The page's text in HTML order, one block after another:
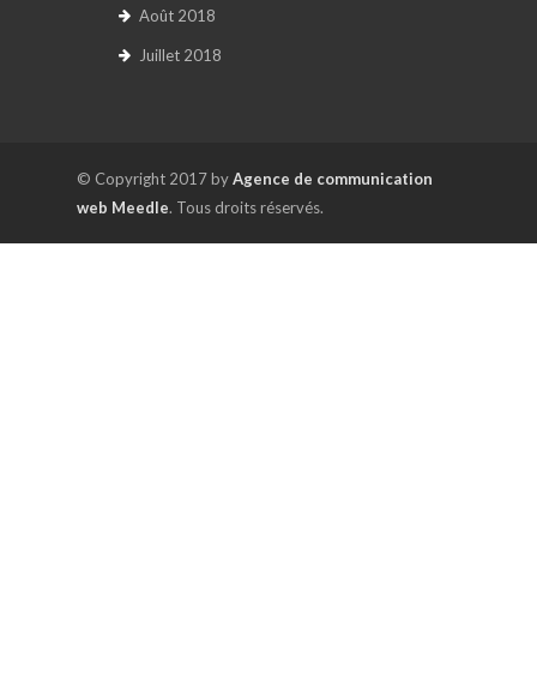
Août 2018
Juillet 2018
© Copyright 2017 byAgence de communication
web Meedle. Tous droits réservés.